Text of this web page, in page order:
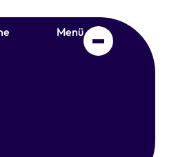
Menü
2024 –